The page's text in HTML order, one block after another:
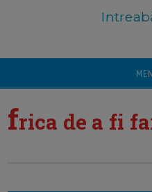
frica de a fi